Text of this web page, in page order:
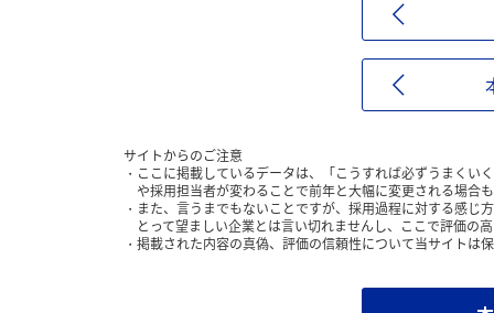
サイトからのご注意
ここに掲載しているデータは、「こうすれば必ずうまくい
や採用担当者が変わることで前年と大幅に変更される場合
また、言うまでもないことですが、採用過程に対する感じ
とって望ましい企業とは言い切れませんし、ここで評価の
掲載された内容の真偽、評価の信頼性について当サイトは